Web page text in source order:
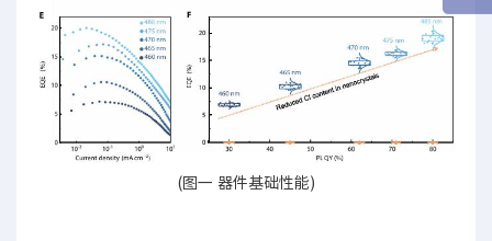
(图一 器件基础性能)